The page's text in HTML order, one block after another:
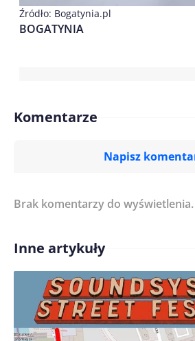
Źródło: Bogatynia.pl
BOGATYNIA
Komentarze
Napisz
Treść komentarza*
Imię/ Nick*
Brak komentarzy do wyświetlenia.
Inne artykuły